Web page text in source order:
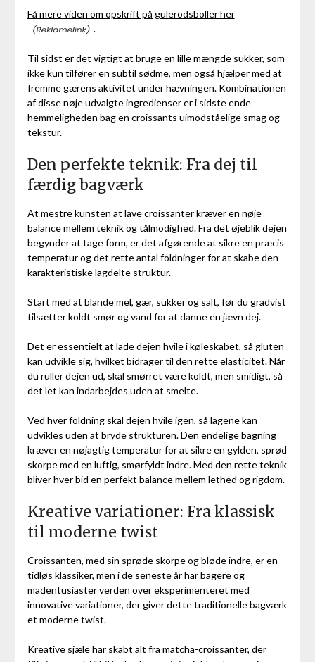
Få mere viden om opskrift på gulerodsboller her
.
Til sidst er det vigtigt at bruge en lille mængde sukker, som
ikke kun tilfører en subtil sødme, men også hjælper med at
fremme gærens aktivitet under hævningen. Kombinationen
af disse nøje udvalgte ingredienser er i sidste ende
hemmeligheden bag en croissants uimodståelige smag og
tekstur.
Den perfekte teknik: Fra dej til
færdig bagværk
At mestre kunsten at lave croissanter kræver en nøje
balance mellem teknik og tålmodighed. Fra det øjeblik dejen
begynder at tage form, er det afgørende at sikre en præcis
temperatur og det rette antal foldninger for at skabe den
karakteristiske lagdelte struktur.
Start med at blande mel, gær, sukker og salt, før du gradvist
tilsætter koldt smør og vand for at danne en jævn dej.
Det er essentielt at lade dejen hvile i køleskabet, så gluten
kan udvikle sig, hvilket bidrager til den rette elasticitet. Når
du ruller dejen ud, skal smørret være koldt, men smidigt, så
det let kan indarbejdes uden at smelte.
Ved hver foldning skal dejen hvile igen, så lagene kan
udvikles uden at bryde strukturen. Den endelige bagning
kræver en nøjagtig temperatur for at sikre en gylden, sprød
skorpe med en luftig, smørfyldt indre. Med den rette teknik
bliver hver bid en perfekt balance mellem lethed og rigdom.
Kreative variationer: Fra klassisk
til moderne twist
Croissanten, med sin sprøde skorpe og bløde indre, er en
tidløs klassiker, men i de seneste år har bagere og
madentusiaster verden over eksperimenteret med
innovative variationer, der giver dette traditionelle bagværk
et moderne twist.
Kreative sjæle har skabt alt fra matcha-croissanter, der